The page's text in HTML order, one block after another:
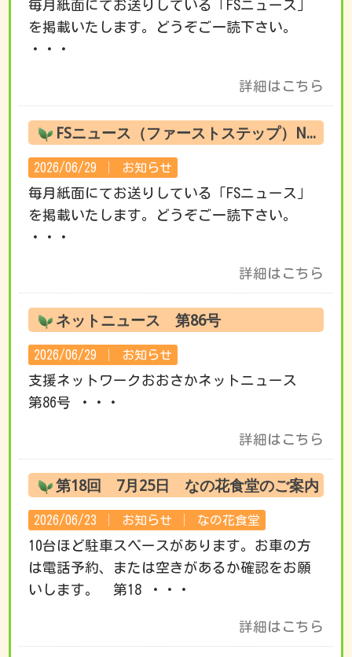
毎月紙面にてお送りしている「FSニュース」
を掲載いたします。どうぞご一読下さい。
・・・
詳細はこちら
FSニュース（ファーストステップ）No.221 7月の活動です
2026/06/29 │ お知らせ
毎月紙面にてお送りしている「FSニュース」
を掲載いたします。どうぞご一読下さい。
・・・
詳細はこちら
ネットニュース 第86号
2026/06/29 │ お知らせ
支援ネットワークおおさかネットニュース
第86号 ・・・
詳細はこちら
第18回 7月25日 なの花食堂のご案内
2026/06/23 │ お知らせ なの花食堂
10台ほど駐車スペースがあります。お車の方
は電話予約、または空きがあるか確認をお願
いします。 第18 ・・・
詳細はこちら